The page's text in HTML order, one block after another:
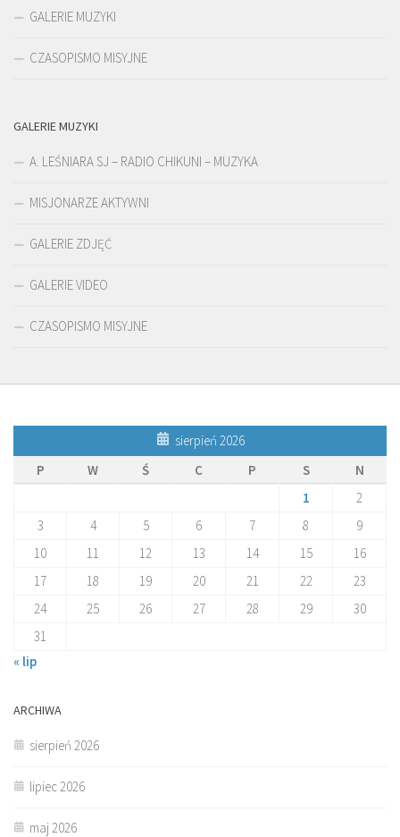
GALERIE MUZYKI
CZASOPISMO MISYJNE
GALERIE MUZYKI
A. LEŚNIARA SJ – RADIO CHIKUNI – MUZYKA
MISJONARZE AKTYWNI
GALERIE ZDJĘĆ
GALERIE VIDEO
CZASOPISMO MISYJNE
sierpień 2026
P
W Ś C P S
N
1
2
3
4 5 6 7 8
9
10
11 12 13 14 15
16
17
18 19 20 21 22
23
24
25 26 27 28 29
30
31
« lip
ARCHIWA
sierpień 2026
lipiec 2026
maj 2026